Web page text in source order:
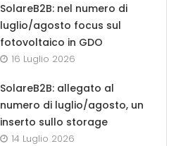
SolareB2B: nel numero di
luglio/agosto focus sul
fotovoltaico in GDO
16 Luglio 2026
SolareB2B: allegato al
numero di luglio/agosto, un
inserto sullo storage
14 Luglio 2026